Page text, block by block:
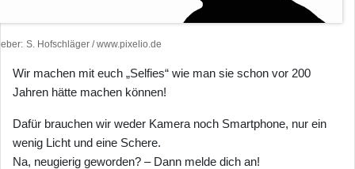
S. Hofschläger / www.pixelio.de
Wir machen mit euch „Selfies“ wie man sie schon vor 200
Jahren hätte machen können!
Dafür brauchen wir weder Kamera noch Smartphone, nur ein
wenig Licht und eine Schere.
Na, neugierig geworden? – Dann melde dich an!